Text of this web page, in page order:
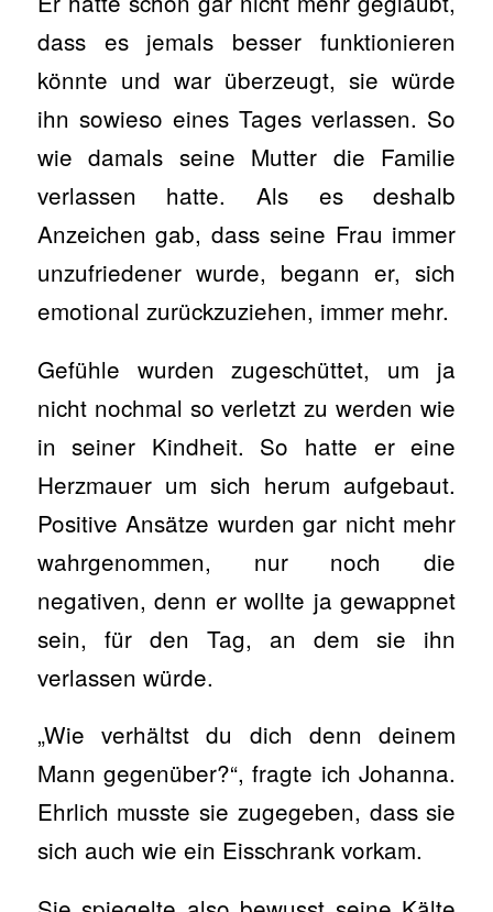
dass es jemals besser funktionieren
könnte und war überzeugt, sie würde
ihn sowieso eines Tages verlassen. So
wie damals seine Mutter die Familie
verlassen hatte. Als es deshalb
Anzeichen gab, dass seine Frau immer
unzufriedener wurde, begann er, sich
emotional zurückzuziehen, immer mehr.
Gefühle wurden zugeschüttet, um ja
nicht nochmal so verletzt zu werden wie
in seiner Kindheit. So hatte er eine
Herzmauer um sich herum aufgebaut.
Positive Ansätze wurden gar nicht mehr
wahrgenommen, nur noch die
negativen, denn er wollte ja gewappnet
sein, für den Tag, an dem sie ihn
verlassen würde.
„Wie verhältst du dich denn deinem
Mann gegenüber?“, fragte ich Johanna.
Ehrlich musste sie zugegeben, dass sie
sich auch wie ein Eisschrank vorkam.